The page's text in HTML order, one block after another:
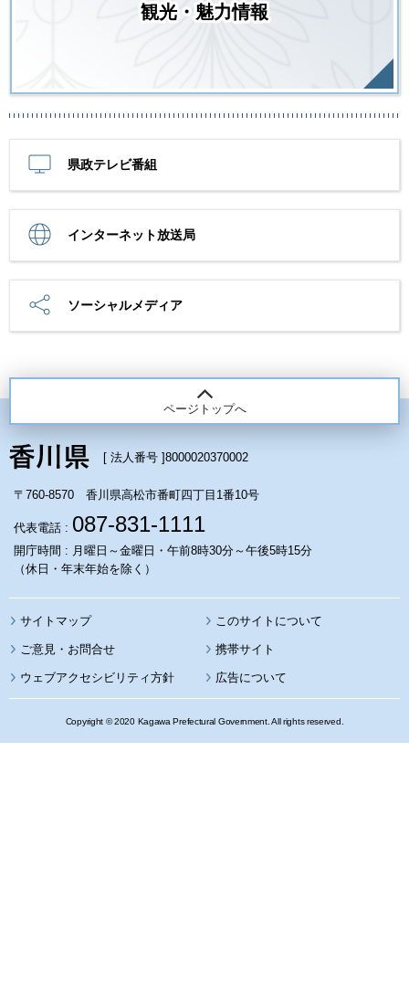
観光・魅力情報
県政テレビ番組
インターネット放送局
ソーシャルメディア
ページトップへ
[ 法人番号 ]8000020370002
〒760-8570 香川県高松市番町四丁目1番10号
代表電話 : 087-831-1111
開庁時間 : 月曜日～金曜日・午前8時30分～午後5時15分
（休日・年末年始を除く）
サイトマップ このサイトについて
携帯サイト
ウェブアクセシビリティ方針 広告について
Copyright © 2020 Kagawa Prefectural Government. All rights reserved.